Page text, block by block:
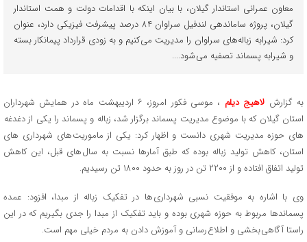
معاون عمرانی استاندار گیلان، با بیان اینکه با اقدامات دولت و همت استاندار
گیلان، پروژه ساماندهی لندفیل سراوان ۸۴ درصد پیشرفت فیزیکی دارد، عنوان
کرد: شیرابه زباله‌های سراوان را مدیریت می کنیم و به زودی قرارداد پیمانکار بسته
و شیرابه پسماند تصفیه می شود....
به گزارش لاهیج دیلم
، موسی فکور امروز، ۶ اردیبهشت ماه در همایش شهرداران
استان گیلان که با موضوع مدیریت پسماند برگزار شد، زباله و پسماند را یکی از دغدغه
های حوزه مدیریت شهری دانست و اظهار کرد: یکی از ماموریت های شهرداری های
استان، کاهش تولید زباله بوده که طبق آمارها نسبت به سال های قبل، این کاهش
تولید اتفاق افتاده و از ۲۲۰۰ تن در روز به حدود ۱۸۰۰ تن رسیدیم.
وی با اشاره به موفقیت نسبی شهرداری ها در تفکیک زباله از مبدا، افزود: عمده
پسماندها مربوط به حوزه شهری بوده و باید تفکیک از مبدا را جدی بگیریم که در این
راستا آگاهی بخشی و اطلاع رسانی و آموزش دادن به مردم خیلی مهم است.